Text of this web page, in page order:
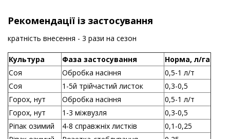
Рекомендації із застосування
кратність внесення - 3 рази на сезон
Культура Фаза застосування
Норма, л/га
Соя
Обробка насіння
0,5-1 л/т
Соя
1-5й трійчастий листок
0,3-0,5
Горох, нут
Обробка насіння
0,5-1 л/т
Горох, нут
1-3 міжвузля
0,3-0,5
Ріпак озимий
4-8 справжніх листків
0,1-0,25